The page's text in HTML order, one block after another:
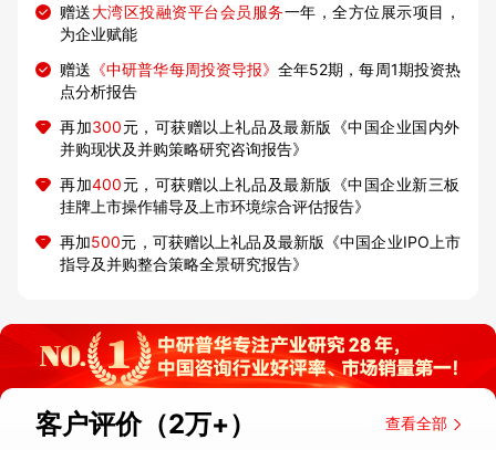
赠送大湾区投融资平台会员服务一年，全方位展示项目，
为企业赋能
赠送 《中研普华每周投资导报》全年52期，每周1期投资热
点分析报告
再加300元，可获赠以上礼品及最新版《中国企业国内外
并购现状及并购策略研究咨询报告》
再加400元，可获赠以上礼品及最新版《中国企业新三板
挂牌上市操作辅导及上市环境综合评估报告》
再加500元，可获赠以上礼品及最新版《中国企业IPO上市
指导及并购整合策略全景研究报告》
客户评价（2万+） 查看全部